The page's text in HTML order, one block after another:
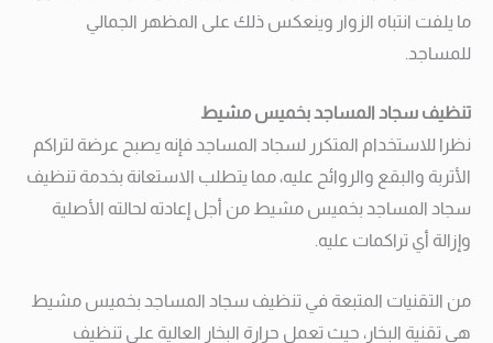
ما يلفت انتباه الزوار وينعكس ذلك على المظهر الجمالي
للمساجد.
تنظيف سجاد المساجد بخميس مشيط
نظرا للاستخدام المتكرر لسجاد المساجد فإنه يصبح عرضة لتراكم
الأتربة والبقع والروائح عليه، مما يتطلب الاستعانة بخدمة تنظيف
سجاد المساجد بخميس مشيط من أجل إعادته لحالته الأصلية
وإزالة أي تراكمات عليه.
من التقنيات المتبعة في تنظيف سجاد المساجد بخميس مشيط
هي تقنية البخار، حيث تعمل حرارة البخار العالية على تنظيف